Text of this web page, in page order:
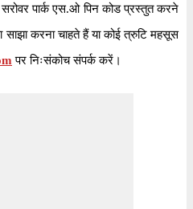
पार्क एस.ओ पिन कोड प्रस्तुत करने
साझा करना चाहते हैं या कोई त्रुटि महसूस
पर निःसंकोच संपर्क करें।